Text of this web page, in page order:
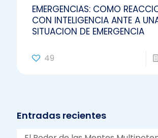
EMERGENCIAS: COMO
CON INTELIGENCIA ANTE A
SITUACION DE EMERGENCIA
49
Entradas recientes